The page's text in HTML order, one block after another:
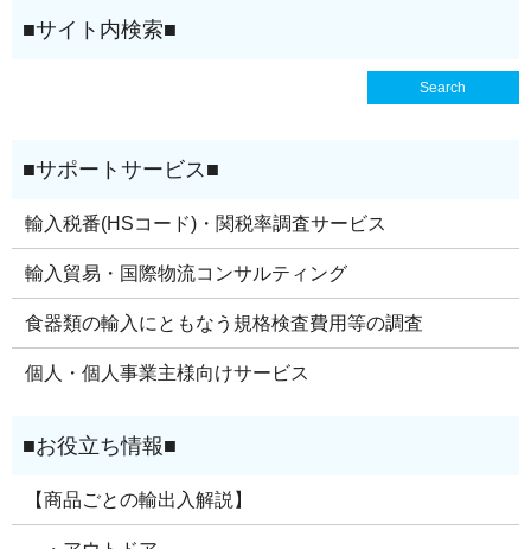
輸入税番(HSコード)・関税率調査サービス
輸入貿易・国際物流コンサルティング
食器類の輸入にともなう規格検査費用等の調査
個人・個人事業主様向けサービス
【商品ごとの輸出入解説】